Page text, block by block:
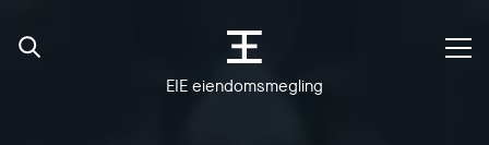
EIE eiendomsmegling